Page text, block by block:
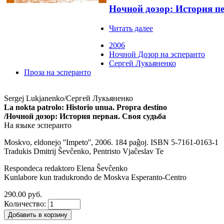
Ночной дозор: История
Читать далее
2006
Ночной Дозор на эсперанто
Сергей Лукьяненко
Проза на эсперанто
Sergej Lukjanenko/Сергей Лукьяненко
La nokta patrolo: Historio unua. Propra destino
/Ночной дозор: История первая. Своя судьба
На языке эсперанто
Moskvo, eldonejo ''Impeto'', 2006. 184 paĝoj. ISBN 5-7161-0163-1
Tradukis Dmitrij Ŝevĉenko, Pentristo Vjaĉeslav Te
Respondeca redaktoro Elena Ŝevĉenko
Kunlabore kun tradukrondo de Moskva Esperanto-Centro
290.00 руб.
Количество: